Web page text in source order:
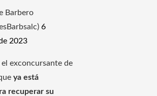
Barbero
6
2023
exconcursante de
ya está
recuperar su